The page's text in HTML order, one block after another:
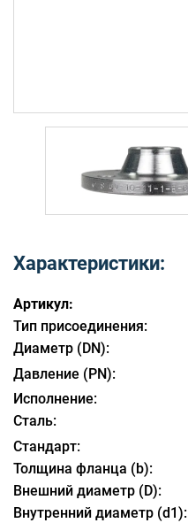
Характеристики:
Артикул:
Тип присоединения:
Диаметр (DN):
Давление (PN):
Исполнение:
Сталь:
Стандарт:
Толщина фланца (b):
Внешний диаметр (D):
Внутренний диаметр (d1):